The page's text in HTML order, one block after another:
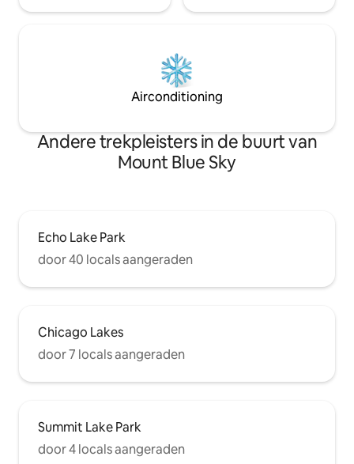
Airconditioning
Andere trekpleisters in de buurt van
Mount Blue Sky
Echo Lake Park
door 40 locals aangeraden
Chicago Lakes
door 7 locals aangeraden
Summit Lake Park
door 4 locals aangeraden